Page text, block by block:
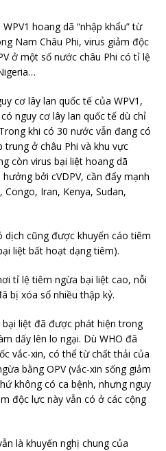
hoang dã “nhập khẩu” từ
Nam Châu Phi, virus giảm độc
ở một số nước châu Phi có tỉ lệ
cơ lây lan quốc tế của WPV1,
nguy cơ lây lan quốc tế dù chỉ
khi có 30 nước vẫn đang có
trung ở châu Phi và khu vực
còn virus bại liệt hoang dã
bởi cVDPV, cần đẩy mạnh
Iran, Kenya, Sudan,
dịch cũng được khuyến cáo tiêm
liệt bất hoạt dạng tiêm).
tỉ lệ tiêm ngừa bại liệt cao, nỗi
bị xóa sổ nhiều thập kỷ.
liệt đã được phát hiện trong
dấy lên lo ngại. Dù WHO đã
vắc-xin, có thể từ chất thải của
bằng OPV (vắc-xin sống giảm
không có ca bệnh, nhưng nguy
độc lực này vẫn có ở các cộng
là khuyến nghị chung của